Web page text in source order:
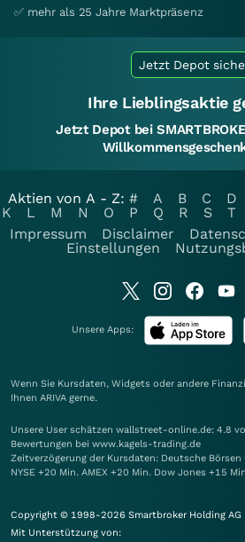
✅ mehr als 25 Jahre Marktpräsenz
Jetzt Depot
Ihre Lieblingsaktie
Jetzt Depot bei
Aktien von A - Z: # A B C D
K
L M N O P Q R S T
Impressum
Disclaimer
Einstellungen
Unsere Apps:
Wenn Sie Kursdaten, Widgets oder andere
Ihnen ARIVA gerne.
Unsere User schätzen wallstreet-online.de: 4.8
Bewertungen bei www.kagels-trading.de
Zeitverzögerung der Kursdaten: Deutsche Börsen
NYSE +20 Min. AMEX +20 Min. Dow Jones +15
Copyright © 1998-2026 Smartbroker Holding AG
Mit Unterstützung von: